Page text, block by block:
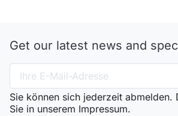
Get our latest news and
Sie können sich jederzeit abmelden.
Sie in unserem Impressum.